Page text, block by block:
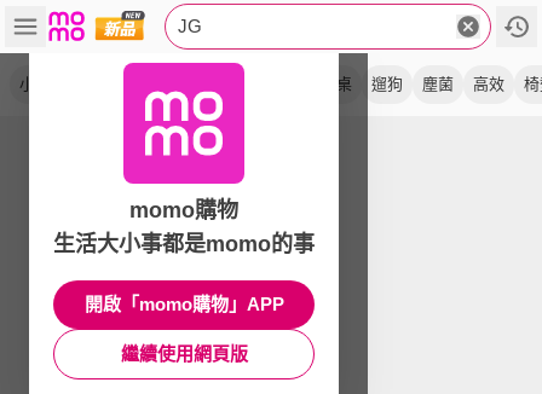
JG
小夜燈 收納桌 遛狗 塵菌 高效
momo購物
生活大小事都是momo的事
開啟「momo購物」APP
繼續使用網頁版